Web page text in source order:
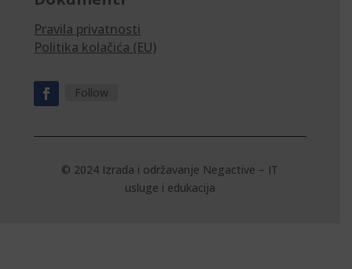
Pravila privatnosti
Politika kolačića (EU)
Follow
© 2024 Izrada i održavanje Negactive – IT
usluge i edukacija